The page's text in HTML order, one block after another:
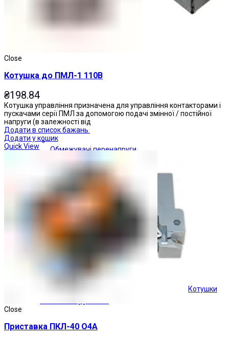
Обмежувачі перенапруги
Котушки
Close
Котушка до ПМЛ-1 110В
₴198.84
Котушка управління призначена для управління контакторами і
пускачами серії ПМЛ за допомогою подачі змінної / постійної
напруги (в залежності від
Додати в список бажань
Додати у кошик
Quick View
Close
Приставка ПКЛ-40 О4А